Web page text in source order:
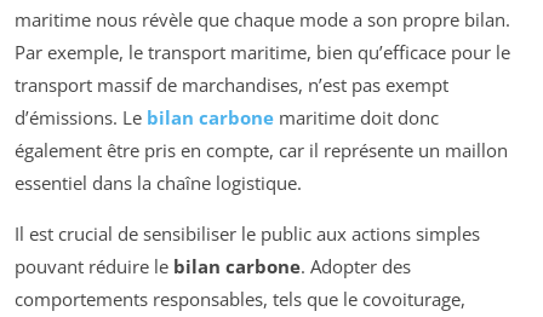
maritime nous révèle que chaque mode a son propre bilan.
Par exemple, le transport maritime, bien qu’efficace pour le
transport massif de marchandises, n’est pas exempt
d’émissions. Le bilan carbone maritime doit donc
également être pris en compte, car il représente un maillon
essentiel dans la chaîne logistique.
Il est crucial de sensibiliser le public aux actions simples
pouvant réduire le bilan carbone. Adopter des
comportements responsables, tels que le covoiturage,